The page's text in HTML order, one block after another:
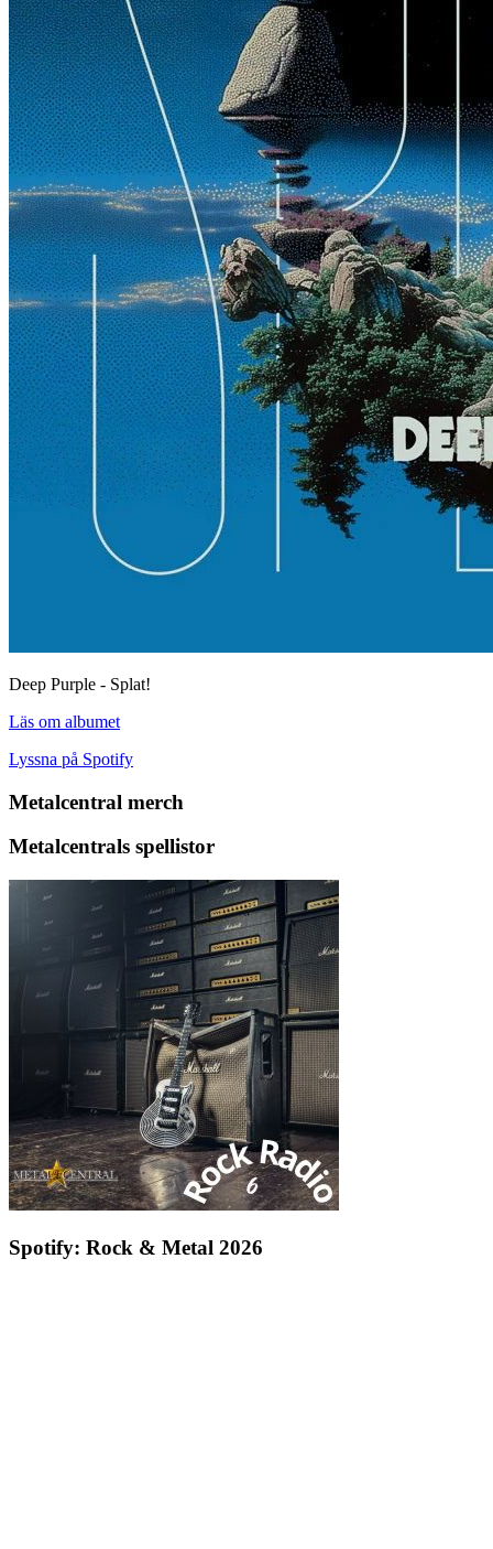
Deep Purple - Splat!
Läs om albumet
Lyssna på Spotify
Metalcentral merch
Metalcentrals spellistor
Spotify: Rock & Metal 2026